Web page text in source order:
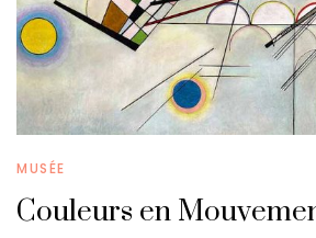
MUSÉE
Couleurs en